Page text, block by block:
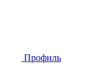
Профиль